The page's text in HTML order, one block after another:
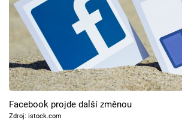
Hry
Cool Esport
Pořady
Facebook projde další změnou
Zdroj: istock.com